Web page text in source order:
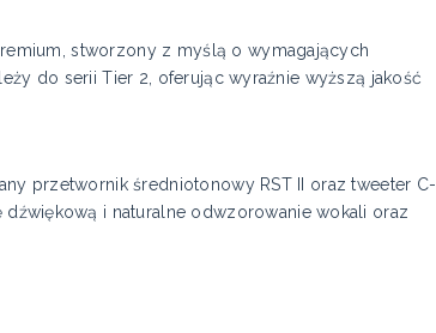
stworzony z myślą o wymagających
do serii Tier 2, oferując wyraźnie wyższą jakość
przetwornik średniotonowy RST II oraz tweeter C-
i naturalne odwzorowanie wokali oraz